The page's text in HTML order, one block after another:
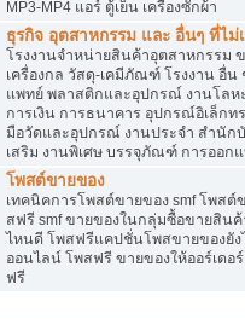
MP3-MP4 แอร์ ตู้เย็น เครื่องซักผ้า
ธุรกิจ อุตสาหกรรม และ อื่นๆ ที่ไ
โรงงานจำหน่ายสินค้าอุตสาหกรรม
เครื่องกล วัสดุ-เคมีภัณฑ์ โรงงาน อื่
แพทย์ พลาสติกและอุปกรณ์ งานโลห
การเงิน การธนาคาร อุปกรณ์อิเล็ก
มือวัดและอุปกรณ์ งานประจำ สำนัก
เสริม งานพิเศษ บรรจุภัณฑ์ การออก
โพสต์ขายของ
เทคนิคการโพสต์ขายของ smf โพส
สฟรี smf ขายของในกลุ่มซื้อขายสิน
ไหนดี โพสฟรีแคปชั่นโพสขายของยั
ออนไลน์ โพสฟรี ขายของให้ออร์เดอ
ฟรี